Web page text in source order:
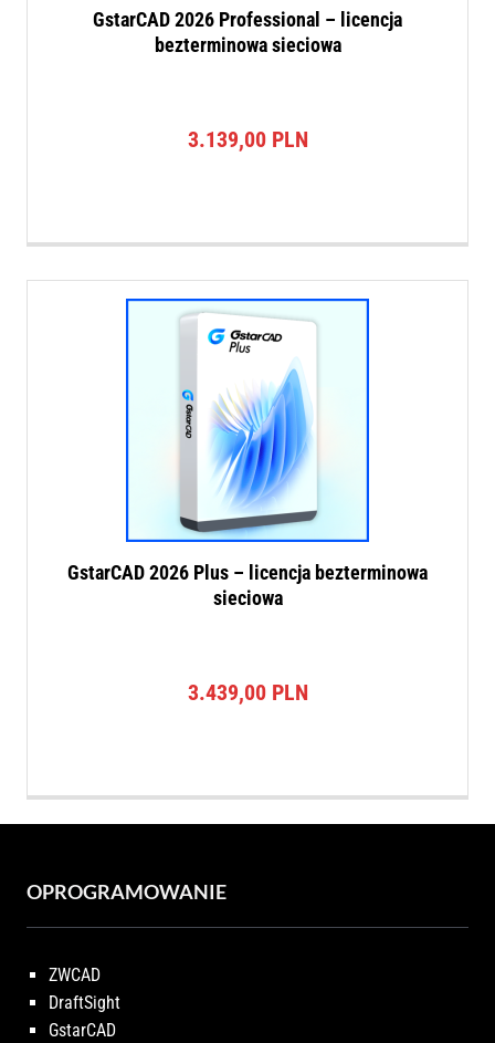
GstarCAD 2026 Professional – licencja
bezterminowa sieciowa
3.139,00 PLN
GstarCAD 2026 Plus – licencja bezterminowa
sieciowa
3.439,00 PLN
OPROGRAMOWANIE
ZWCAD
DraftSight
GstarCAD